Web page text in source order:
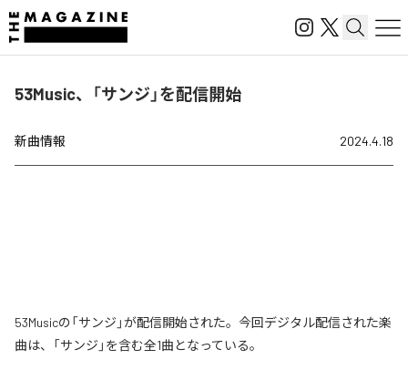
53Music、「サンジ」を配信開始
新曲情報 2024.4.18
53Musicの「サンジ」が配信開始された。今回デジタル配信された楽
曲は、「サンジ」を含む全1曲となっている。